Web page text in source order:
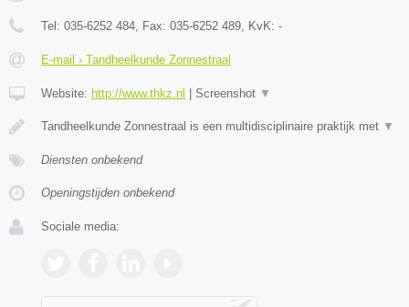
Tel: 035-6252 484 , Fax: 035-6252 489 , KvK: -
E-mail › Tandheelkunde Zonnestraal
Website: http://www.thkz.nl Screenshot ▼
Tandheelkunde Zonnestraal is een multidisciplinaire praktijk met ▼
Diensten onbekend
Openingstijden onbekend
Sociale media: